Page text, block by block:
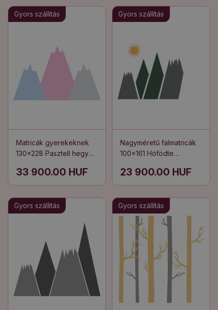
felett
felett
Gyors szállítás
Matricák gyerekeknek
130x228 Pasztell hegyek
csúcsokkal
33 900.00 HUF
Gyors szállítás
Nagyméretű falmatricák
100x161 Hófödte
illusztrációja
23 900.00 HUF
Gyors szállítás Gyors szállítás